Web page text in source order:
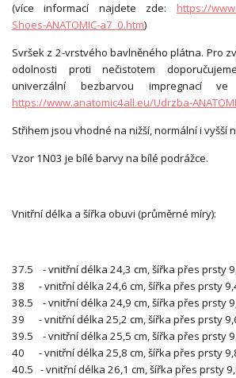
(více informací najdete zde: https://
Shoes-ANATOMIC-a7_0.htm)
Svršek z 2-vrstvého bavlněného plátna. Pro
odolnosti proti nečistotem
univerzální bezbarvou impregnací
https://www.anatomic4all.eu/Udrzba-
Střihem jsou vhodné na nižší, normální i vyšší
Vzor 1N03 je bílé barvy na bílé podrážce.
Vnitřní délka a šířka obuvi (průměrné míry):
37.5 - vnitřní délka 24,3 cm, šířka přes prsty
38 - vnitřní délka 24,6 cm, šířka přes prsty
38.5 - vnitřní délka 24,9 cm, šířka přes prsty
39 - vnitřní délka 25,2 cm, šířka přes prsty
39.5 - vnitřní délka 25,5 cm, šířka přes prsty
40 - vnitřní délka 25,8 cm, šířka přes prsty
40.5 - vnitřní délka 26,1 cm, šířka přes prsty